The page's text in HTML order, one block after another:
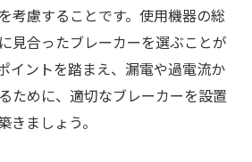
考慮することです。使用機器の総
見合ったブレーカーを選ぶことが
イントを踏まえ、漏電や過電流か
ために、適切なブレーカーを設置
きましょう。